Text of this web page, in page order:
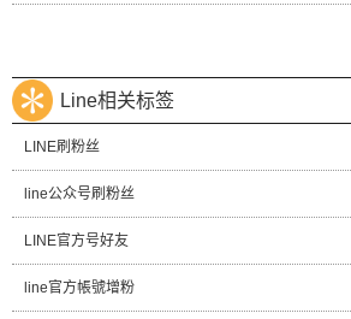
Line相关标签
LINE刷粉丝
line公众号刷粉丝
LINE官方号好友
line官方帳號增粉